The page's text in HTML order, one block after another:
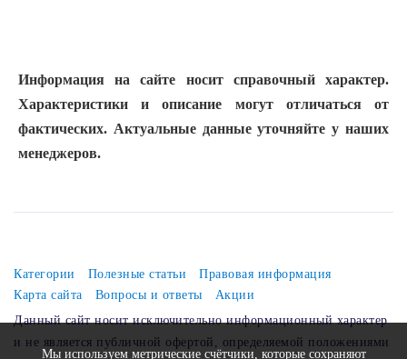
Информация на сайте носит справочный характер.
Характеристики и описание могут отличаться от
фактических. Актуальные данные уточняйте у наших
менеджеров.
Категории Полезные статьи
Правовая информация
Карта сайта
Вопросы и ответы
Акции
Данный сайт носит исключительно информационный характер
и не является публичной офертой, определяемой положениями
Мы используем метрические счётчики, которые сохраняют